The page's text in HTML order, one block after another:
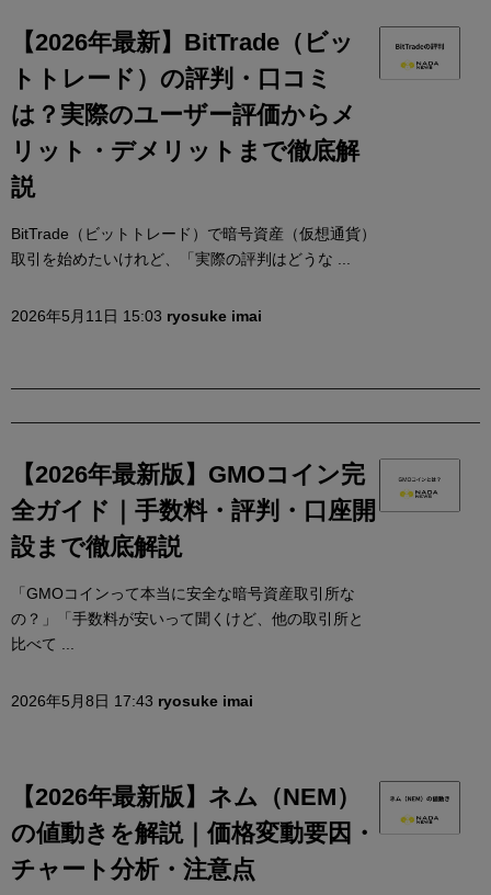
【2026年最新】BitTrade（ビッ
トトレード）の評判・口コミ
は？実際のユーザー評価からメ
リット・デメリットまで徹底解
説
BitTrade（ビットトレード）で暗号資産（仮想通貨）
取引を始めたいけれど、「実際の評判はどうな ...
2026年5月11日 15:03 ryosuke imai
【2026年最新版】GMOコイン完
全ガイド｜手数料・評判・口座開
設まで徹底解説
「GMOコインって本当に安全な暗号資産取引所な
の？」「手数料が安いって聞くけど、他の取引所と
比べて ...
2026年5月8日 17:43 ryosuke imai
【2026年最新版】ネム（NEM）
の値動きを解説｜価格変動要因・
チャート分析・注意点